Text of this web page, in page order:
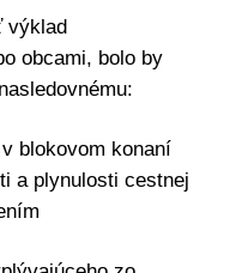
výklad
obcami, bolo by
blokovom konaní
a plynulosti cestnej